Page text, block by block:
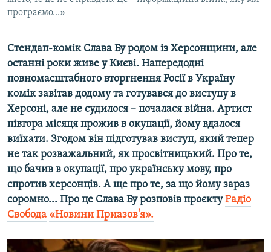
програємо...»
Стендап-комік Слава Бу родом із Херсонщини, але
останні роки живе у Києві. Напередодні
повномасштабного вторгнення Росії в Україну
комік завітав додому та готувався до виступу в
Херсоні, але не судилося – почалася війна. Артист
півтора місяця прожив в окупації, йому вдалося
виїхати. Згодом він підготував виступ, який тепер
не так розважальний, як просвітницький. Про те,
що бачив в окупації, про українську мову, про
спротив херсонців. А ще про те, за що йому зараз
соромно... Про це Слава Бу розповів проєктуРадіо
Свобода «Новини Приазов'я».